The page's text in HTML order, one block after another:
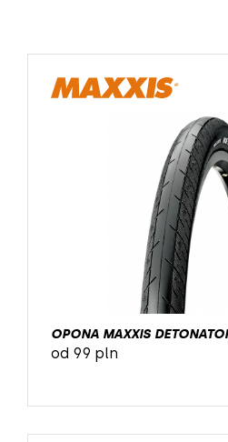
OPONA MAXXIS
od 99 pln